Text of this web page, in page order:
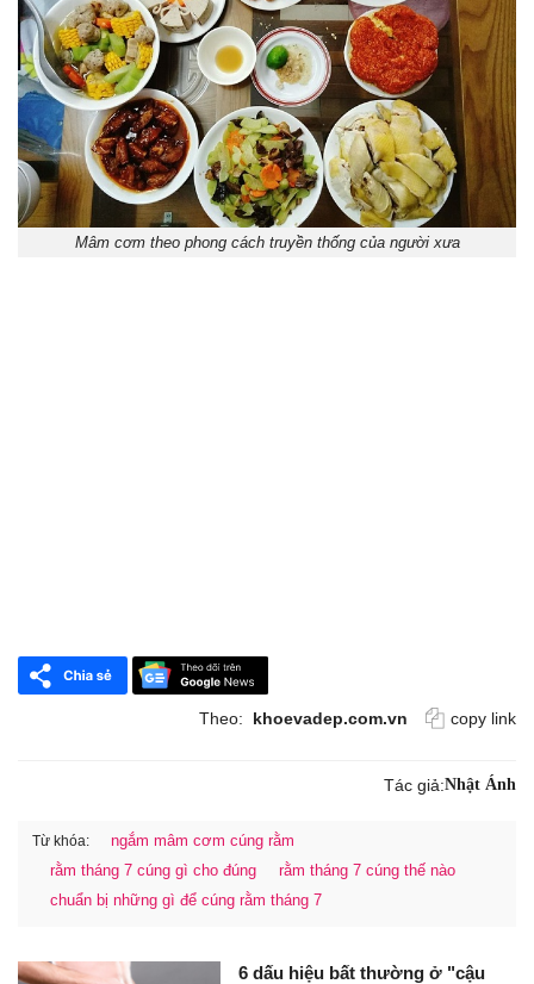
Mâm cơm theo phong cách truyền thống của người xưa
Theo: khoevadep.com.vn copy link
Tác giả:Nhật Ánh
Từ khóa:
ngắm mâm cơm cúng rằm
rằm tháng 7 cúng gì cho đúng
rằm tháng 7 cúng thế nào
chuẩn bị những gì để cúng rằm tháng 7
6 dấu hiệu bất thường ở "cậu